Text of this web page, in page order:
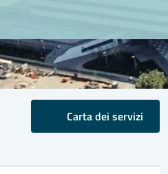
Carta dei servizi